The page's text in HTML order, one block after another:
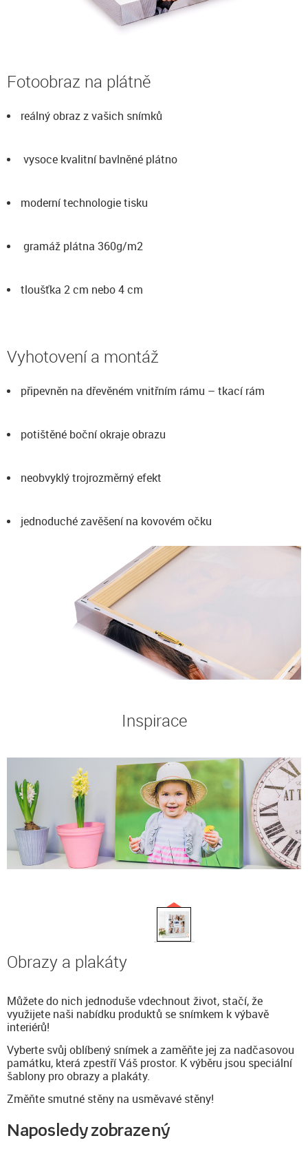
Fotoobraz na plátně
reálný obraz z vašich snímků
vysoce kvalitní bavlněné plátno
moderní technologie tisku
gramáž plátna 360g/m2
tloušťka 2 cm nebo 4 cm
Vyhotovení a montáž
připevněn na dřevěném vnitřním rámu – tkací rám
potištěné boční okraje obrazu
neobvyklý trojrozměrný efekt
jednoduché zavěšení na kovovém očku
Inspirace
Obrazy a plakáty
Můžete do nich jednoduše vdechnout život, stačí, že
využijete naši nabídku produktů se snímkem k výbavě
interiérů!
Vyberte svůj oblíbený snímek a zaměňte jej za nadčasovou
památku, která zpestří Váš prostor. K výběru jsou speciální
šablony pro obrazy a plakáty.
Změňte smutné stěny na usměvavé stěny!
Naposledy zobrazený